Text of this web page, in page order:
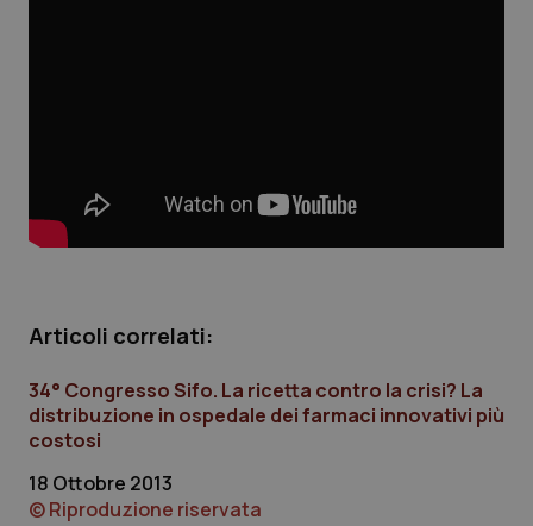
Campania
Friuli Venezia Giulia
Lazio
Car-T
Dermatite Atopica
Diabete & glucometri
Articoli correlati:
34° Congresso Sifo. La ricetta contro la crisi? La
distribuzione in ospedale dei farmaci innovativi più
costosi
18 Ottobre 2013
© Riproduzione riservata